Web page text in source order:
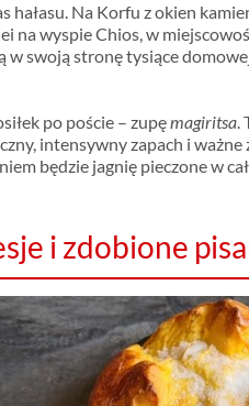
hałasu. Na Korfu z okien
na wyspie Chios, w
swoją stronę tysiące
po poście – zupęmagiritsa.
intensywny zapach i
będzie jagnię pieczone w
i zdobione